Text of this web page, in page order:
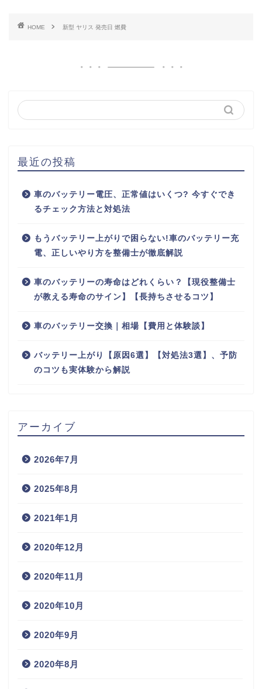
HOME 新型 ヤリス 発売日 燃費
最近の投稿
車のバッテリー電圧、正常値はいくつ? 今すぐでき
るチェック方法と対処法
もうバッテリー上がりで困らない!車のバッテリー充
電、正しいやり方を整備士が徹底解説
車のバッテリーの寿命はどれくらい？【現役整備士
が教える寿命のサイン】【長持ちさせるコツ】
車のバッテリー交換｜相場【費用と体験談】
バッテリー上がり【原因6選】【対処法3選】、予防
のコツも実体験から解説
アーカイブ
2026年7月
2025年8月
2021年1月
2020年12月
2020年11月
2020年10月
2020年9月
2020年8月